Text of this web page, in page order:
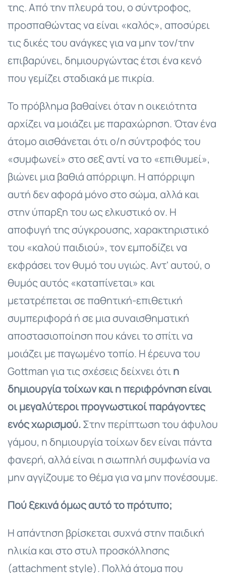
της. Από την πλευρά του, ο σύντροφος,
προσπαθώντας να είναι «καλός», αποσύρει
τις δικές του ανάγκες για να μην τον/την
επιβαρύνει, δημιουργώντας έτσι ένα κενό
που γεμίζει σταδιακά με πικρία.
Το πρόβλημα βαθαίνει όταν η οικειότητα
αρχίζει να μοιάζει με παραχώρηση. Όταν ένα
άτομο αισθάνεται ότι ο/η σύντροφός του
«συμφωνεί» στο σεξ αντί να το «επιθυμεί»,
βιώνει μια βαθιά απόρριψη. Η απόρριψη
αυτή δεν αφορά μόνο στο σώμα, αλλά και
στην ύπαρξη του ως ελκυστικό ον. Η
αποφυγή της σύγκρουσης, χαρακτηριστικό
του «καλού παιδιού», τον εμποδίζει να
εκφράσει τον θυμό του υγιώς. Αντ' αυτού, ο
θυμός αυτός «καταπίνεται» και
μετατρέπεται σε παθητική-επιθετική
συμπεριφορά ή σε μια συναισθηματική
αποστασιοποίηση που κάνει το σπίτι να
μοιάζει με παγωμένο τοπίο. Η έρευνα του
Gottman για τις σχέσεις δείχνει ότιη
δημιουργία τοίχων και η περιφρόνηση είναι
οι μεγαλύτεροι προγνωστικοί παράγοντες
ενός χωρισμού.Στην περίπτωση του άφυλου
γάμου, η δημιουργία τοίχων δεν είναι πάντα
φανερή, αλλά είναι η σιωπηλή συμφωνία να
μην αγγίζουμε το θέμα για να μην πονέσουμε.
Πού ξεκινά όμως αυτό το πρότυπο;
Η απάντηση βρίσκεται συχνά στην παιδική
ηλικία και στο στυλ προσκόλλησης
(attachment style). Πολλά άτομα που